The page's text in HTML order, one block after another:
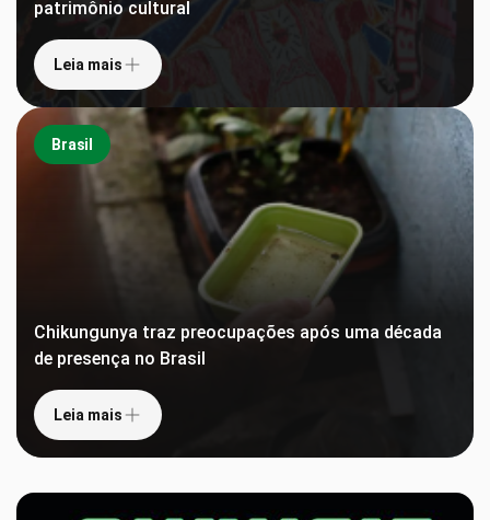
patrimônio cultural
Leia mais
Brasil
Chikungunya traz preocupações após uma década
de presença no Brasil
Leia mais